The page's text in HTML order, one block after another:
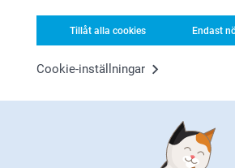
Tillåt alla cookies Endast
Cookie-inställningar
Varför